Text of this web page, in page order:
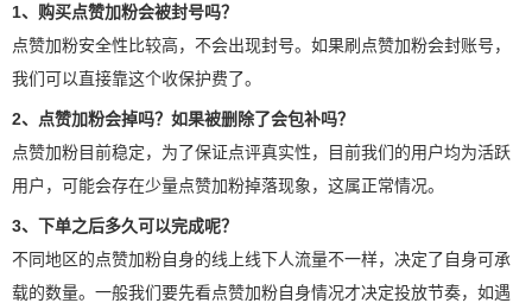
1、购买点赞加粉会被封号吗？
点赞加粉安全性比较高，不会出现封号。如果刷点赞加粉会封账号，
我们可以直接靠这个收保护费了。
2、点赞加粉会掉吗？如果被删除了会包补吗？
点赞加粉目前稳定，为了保证点评真实性，目前我们的用户均为活跃
用户，可能会存在少量点赞加粉掉落现象，这属正常情况。
3、下单之后多久可以完成呢？
不同地区的点赞加粉自身的线上线下人流量不一样，决定了自身可承
载的数量。一般我们要先看点赞加粉自身情况才决定投放节奏，如遇